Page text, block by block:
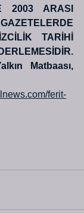
2003 ARASI
TARİHİ
Matbaası,
ferit-